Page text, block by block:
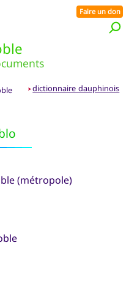
Faire un don
➤dictionnaire dauphinois
(métropole)